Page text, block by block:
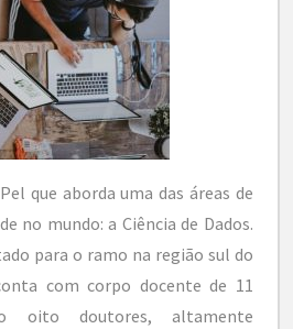
que aborda uma das áreas de
no mundo: a Ciência de Dados.
para o ramo na região sul do
com corpo docente de 11
oito doutores, altamente